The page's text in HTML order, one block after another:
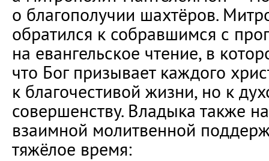
о благополучии шахтёров.
обратился к собравшимся с
на евангельское чтение, в
что Бог призывает каждого
к благочестивой жизни, но к
совершенству. Владыка также
взаимной молитвенной
тяжёлое время: